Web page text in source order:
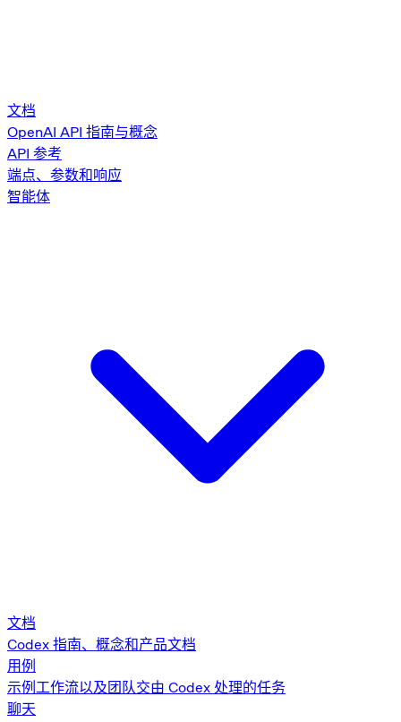
文档
OpenAI API 指南与概念
API 参考
端点、参数和响应
智能体
文档
Codex 指南、概念和产品文档
用例
示例工作流以及团队交由 Codex 处理的任务
聊天